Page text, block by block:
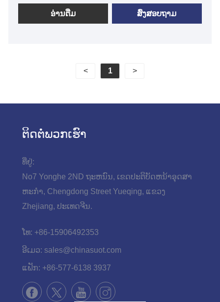
ດ້ວຍຄວາມໄວສູງສຸດ 2,500 sti / ນາທີ · stitches ລະອຽດທີ່
ມີຈຸດ stitch ຄວາມແມ່ນຍໍາສູງ ·ກະເປົ໋າແຂນຂະຫນາດ
ອ່ານ​ຕື່ມ ສົ່ງສອບຖາມ
< 1 >
ຕິດ​ຕໍ່​ພວກ​ເຮົາ
ທີ່ຢູ່:
No7 Yonghe 2ND ຖະ​ຫນົນ​, ເຂດ​ປະ​ຕິ​ບັດ​ຫນ້າ​ອຸດ​ສາ​
ຫະ​ກໍາ​, Chengdong Street Yueqing​, ແຂວງ
Zhejiang​, ປະ​ເທດ​ຈີນ​.
ໂທ: +86-15906492353
ອີເມວ: sales@chinasuot.com
ແຟັກ: +86-577-6138 3937